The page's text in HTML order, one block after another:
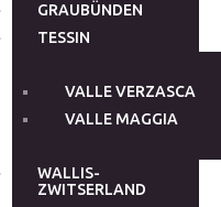
GRAUBÜNDEN
TESSIN
VALLE VERZASCA
VALLE MAGGIA
WALLIS-
ZWITSERLAND